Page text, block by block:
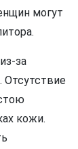
могут
за
Отсутствие
кожи.